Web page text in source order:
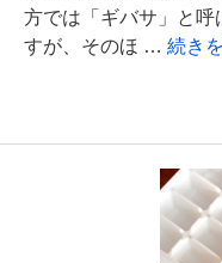
方では「ギバサ」と呼
すが、そのほ … 続き